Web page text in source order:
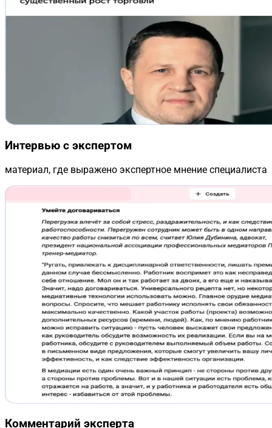
Интервью с экспертом
материал, где выражено экспертное мнение специалиста
Комментарий эксперта